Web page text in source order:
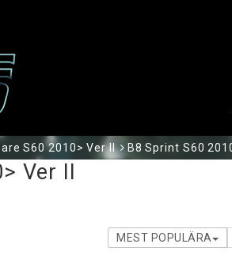
S60 2010> Ver II B8 Sprint S60
Ver II
MEST POPULÄRA